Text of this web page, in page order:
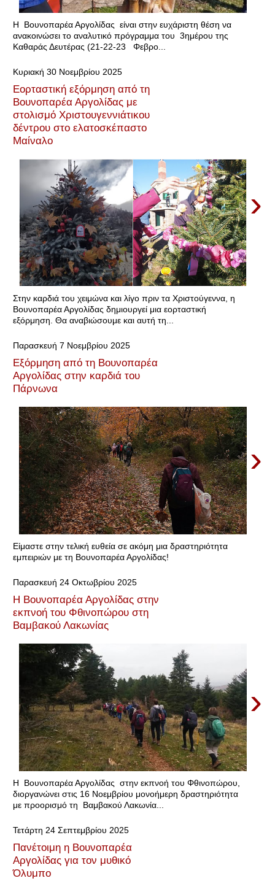
Η Βουνοπαρέα Αργολίδας είναι στην ευχάριστη θέση να
ανακοινώσει το αναλυτικό πρόγραμμα του 3ημέρου της
Καθαράς Δευτέρας (21-22-23 Φεβρο...
Κυριακή 30 Νοεμβρίου 2025
Εορταστική εξόρμηση από τη
Βουνοπαρέα Αργολίδας με
στολισμό Χριστουγεννιάτικου
δέντρου στο ελατοσκέπαστο
Μαίναλο
›
Στην καρδιά του χειμώνα και λίγο πριν τα Χριστούγεννα, η
Βουνοπαρέα Αργολίδας δημιουργεί μια εορταστική
εξόρμηση. Θα αναβιώσουμε και αυτή τη...
Παρασκευή 7 Νοεμβρίου 2025
Εξόρμηση από τη Βουνοπαρέα
Αργολίδας στην καρδιά του
Πάρνωνα
›
Είμαστε στην τελική ευθεία σε ακόμη μια δραστηριότητα
εμπειριών με τη Βουνοπαρέα Αργολίδας!
Παρασκευή 24 Οκτωβρίου 2025
Η Βουνοπαρέα Αργολίδας στην
εκπνοή του Φθινοπώρου στη
Βαμβακού Λακωνίας
›
Η Βουνοπαρέα Αργολίδας στην εκπνοή του Φθινοπώρου,
διοργανώνει στις 16 Νοεμβρίου μονοήμερη δραστηριότητα
με προορισμό τη Βαμβακού Λακωνία...
Τετάρτη 24 Σεπτεμβρίου 2025
Πανέτοιμη η Βουνοπαρέα
Αργολίδας για τον μυθικό
Όλυμπο